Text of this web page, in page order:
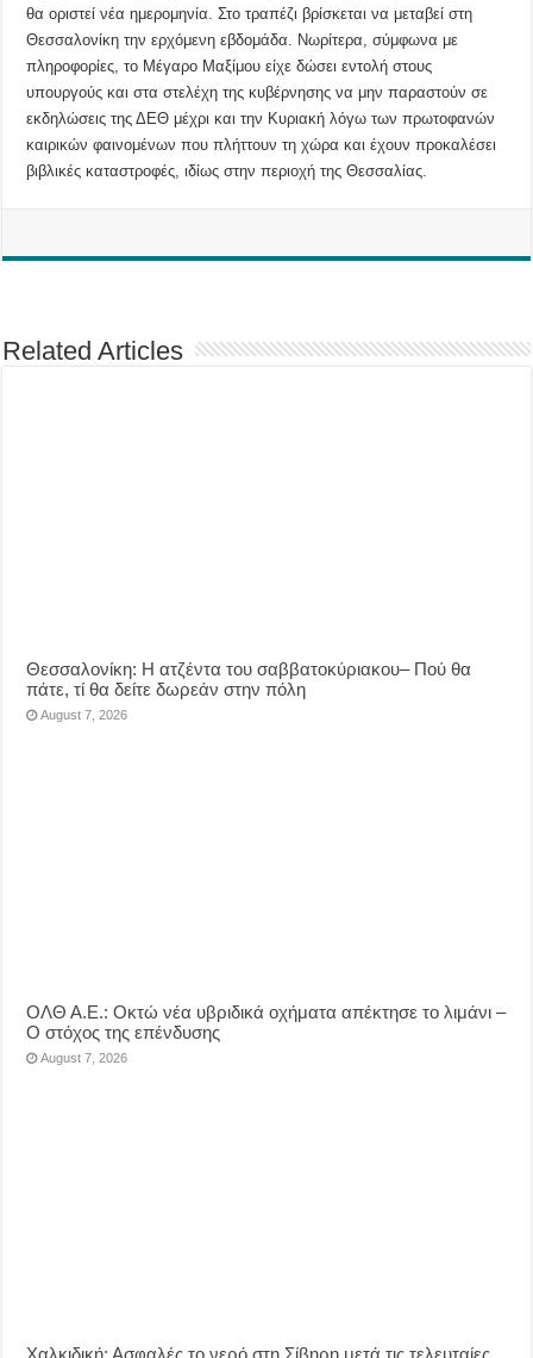
θα οριστεί νέα ημερομηνία. Στο τραπέζι βρίσκεται να μεταβεί στη
Θεσσαλονίκη την ερχόμενη εβδομάδα. Νωρίτερα, σύμφωνα με
πληροφορίες, το Μέγαρο Μαξίμου είχε δώσει εντολή στους
υπουργούς και στα στελέχη της κυβέρνησης να μην παραστούν σε
εκδηλώσεις της ΔΕΘ μέχρι και την Κυριακή λόγω των πρωτοφανών
καιρικών φαινομένων που πλήττουν τη χώρα και έχουν προκαλέσει
βιβλικές καταστροφές, ιδίως στην περιοχή της Θεσσαλίας.
Related Articles
Θεσσαλονίκη: Η ατζέντα του σαββατοκύριακου– Πού θα
πάτε, τί θα δείτε δωρεάν στην πόλη
August 7, 2026
ΟΛΘ Α.Ε.: Οκτώ νέα υβριδικά οχήματα απέκτησε το λιμάνι –
Ο στόχος της επένδυσης
August 7, 2026